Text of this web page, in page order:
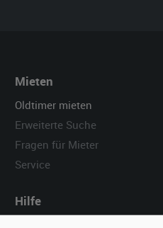
Mieten
Oldtimer mieten
Erweiterte Suche
Fragen für Mieter
Service
Hilfe